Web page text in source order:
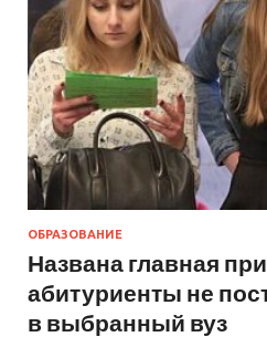
ОБРАЗОВАНИЕ
Названа главная
абитуриенты не
в выбранный вуз